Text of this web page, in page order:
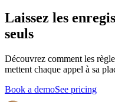
Laissez les
seuls
Découvrez comment les
mettent chaque appel à sa
Book a demoSee pricing